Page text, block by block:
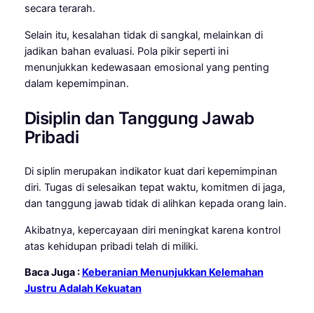
secara terarah.
Selain itu, kesalahan tidak di sangkal, melainkan di
jadikan bahan evaluasi. Pola pikir seperti ini
menunjukkan kedewasaan emosional yang penting
dalam kepemimpinan.
Disiplin dan Tanggung Jawab
Pribadi
Di siplin merupakan indikator kuat dari kepemimpinan
diri. Tugas di selesaikan tepat waktu, komitmen di jaga,
dan tanggung jawab tidak di alihkan kepada orang lain.
Akibatnya, kepercayaan diri meningkat karena kontrol
atas kehidupan pribadi telah di miliki.
Baca Juga : Keberanian Menunjukkan Kelemahan
Justru Adalah Kekuatan